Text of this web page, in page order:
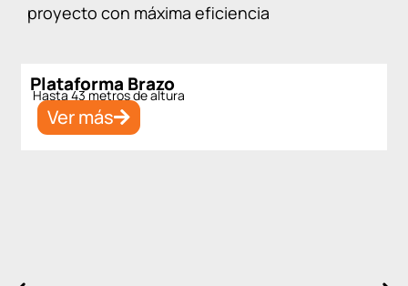
proyecto con máxima eficiencia
Plataforma Brazo
Hasta 43 metros de altura
Ver más